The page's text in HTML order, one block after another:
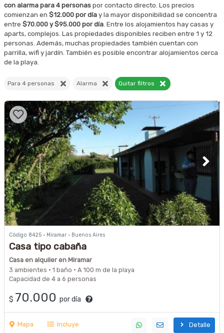
con alarma para 4 personas por contacto directo. Los precios
comienzan en $12.000 por día y la mayor disponibilidad se concentra
entre $70.000 y $95.000 por día. Entre los alojamientos hay casas y
aparts, complejos. Las propiedades disponibles reciben entre 1 y 12
personas. Además, muchas propiedades también cuentan con
parrilla, wifi y jardín. También es posible encontrar alojamientos cerca
de la playa.
Para 4 personas Alarma Quitar filtros
Código 8425 · Miramar · Buenos Aires
Casa tipo cabaña
Casa en alquiler en Miramar
3 ambientes · 1 baño · A 100 m de la playa
Capacidad de 4 a 6 personas
$ 70.000 por día
Mapa Incluye Detalle